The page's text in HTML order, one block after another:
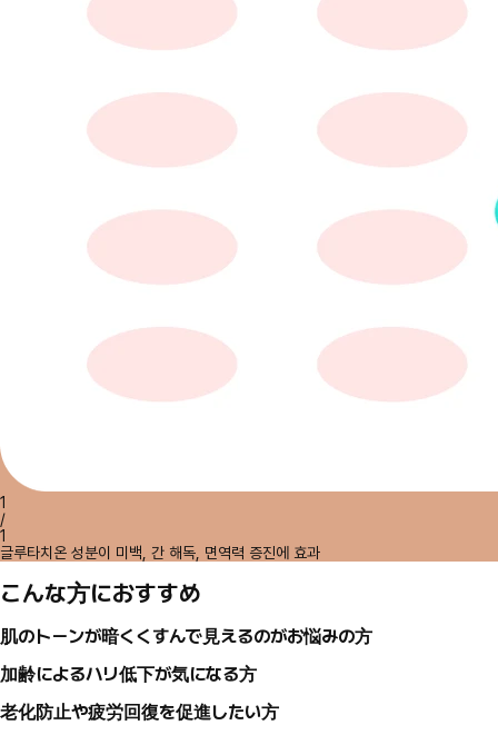
1
/
1
글루타치온 성분이 미백, 간 해독, 면역력 증진에 효과
こんな方におすすめ
肌のトーンが暗くくすんで見えるのがお悩みの方
加齢によるハリ低下が気になる方
老化防止や疲労回復を促進したい方